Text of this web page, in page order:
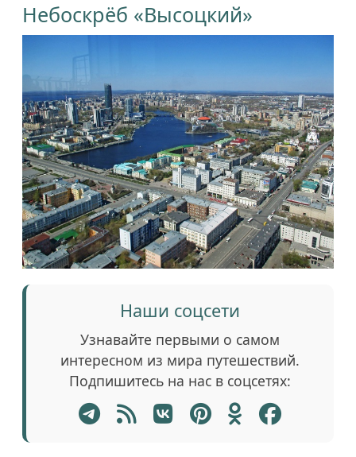
Небоскрёб «Высоцкий»
Наши соцсети
Узнавайте первыми о самом
интересном из мира путешествий.
Подпишитесь на нас в соцсетях: